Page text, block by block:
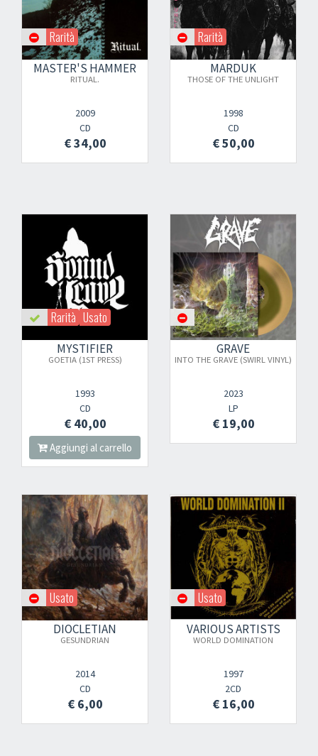
Rarità
MASTER'S HAMMER
RITUAL.
2009
CD
€ 34,00
Rarità
MARDUK
THOSE OF THE UNLIGHT
1998
CD
€ 50,00
Rarità Usato
MYSTIFIER
GOETIA (1ST PRESS)
1993
CD
€ 40,00
Aggiungi al carrello
GRAVE
INTO THE GRAVE (SWIRL VINYL)
2023
LP
€ 19,00
Usato
DIOCLETIAN
GESUNDRIAN
2014
CD
€ 6,00
Usato
VARIOUS ARTISTS
WORLD DOMINATION
1997
2CD
€ 16,00